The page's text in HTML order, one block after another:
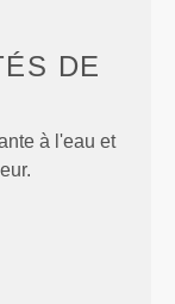
DE
à l'eau et